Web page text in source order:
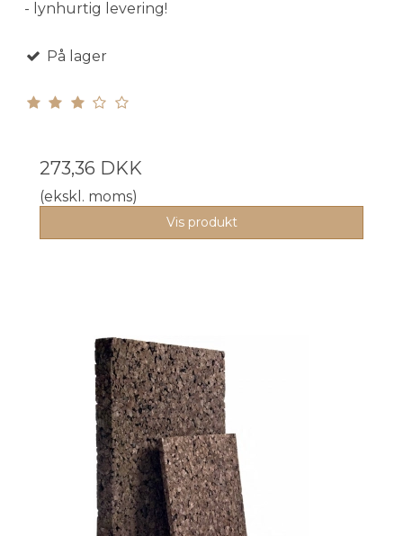
- lynhurtig levering!
På lager
273,36 DKK
(ekskl. moms)
Vis produkt